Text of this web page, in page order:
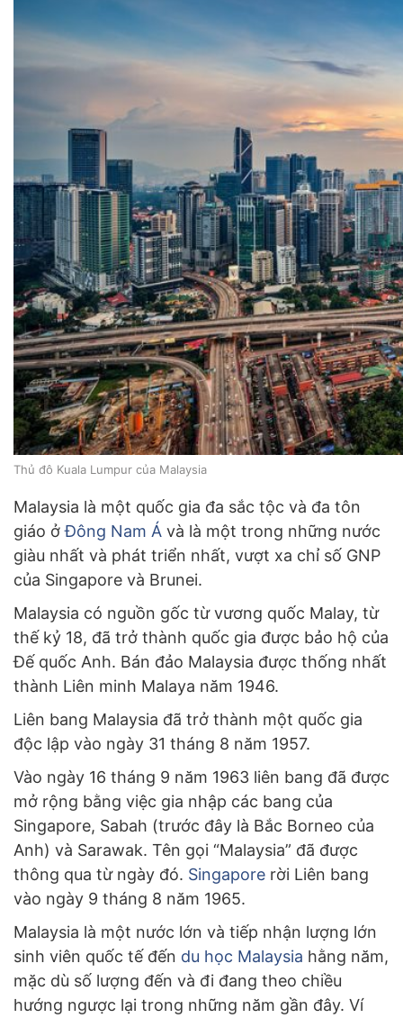
Thủ đô Kuala Lumpur của Malaysia
Malaysia là một quốc gia đa sắc tộc và đa tôn
giáo ởĐông Nam Á và là một trong những nước
giàu nhất và phát triển nhất, vượt xa chỉ số GNP
của Singapore và Brunei.
Malaysia có nguồn gốc từ vương quốc Malay, từ
thế kỷ 18, đã trở thành quốc gia được bảo hộ của
Đế quốc Anh. Bán đảo Malaysia được thống nhất
thành Liên minh Malaya năm 1946.
Liên bang Malaysia đã trở thành một quốc gia
độc lập vào ngày 31 tháng 8 năm 1957.
Vào ngày 16 tháng 9 năm 1963 liên bang đã được
mở rộng bằng việc gia nhập các bang của
Singapore, Sabah (trước đây là Bắc Borneo của
Anh) và Sarawak. Tên gọi “Malaysia” đã được
thông qua từ ngày đó. Singapore rời Liên bang
vào ngày 9 tháng 8 năm 1965.
Malaysia là một nước lớn và tiếp nhận lượng lớn
sinh viên quốc tế đến du học Malaysia hằng năm,
mặc dù số lượng đến và đi đang theo chiều
hướng ngược lại trong những năm gần đây. Ví